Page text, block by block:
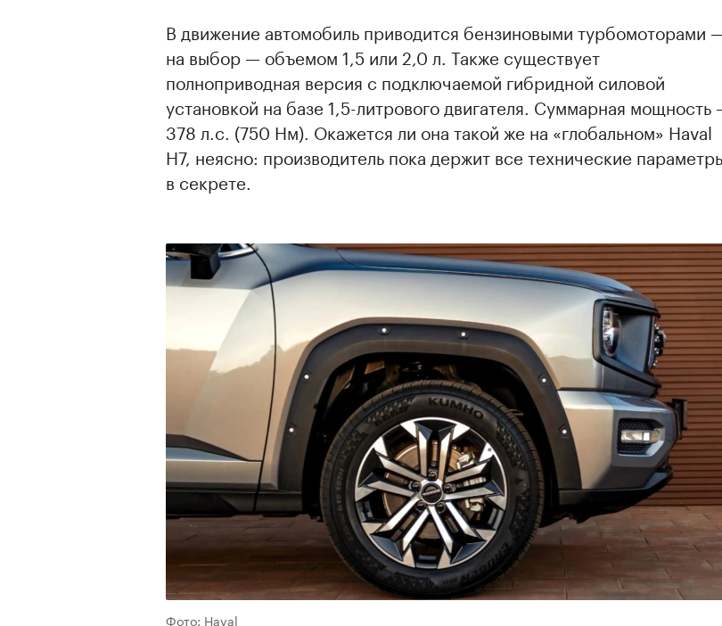
В движение автомобиль приводится бензиновыми турбомоторами
на выбор — объемом 1,5 или 2,0 л. Также существует
полноприводная версия с подключаемой гибридной силовой
установкой на базе 1,5-литрового двигателя. Суммарная мощность
378 л.с. (750 Нм). Окажется ли она такой же на «глобальном» Haval
H7, неясно: производитель пока держит все технические
в секрете.
Фото: Haval